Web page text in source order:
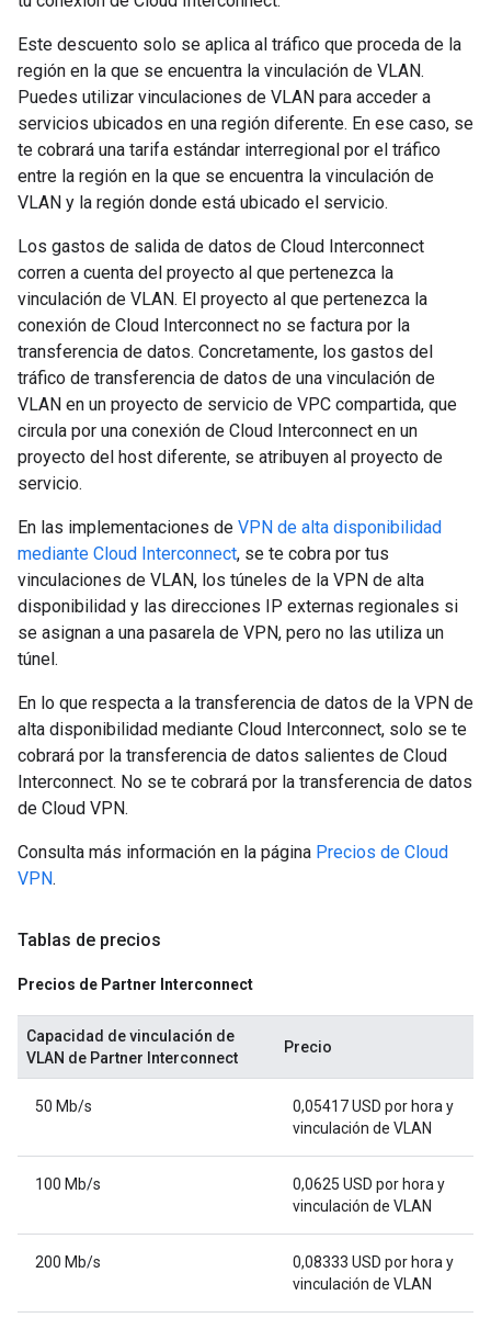
Este descuento solo se aplica al tráfico que proceda de la
región en la que se encuentra la vinculación de VLAN.
Puedes utilizar vinculaciones de VLAN para acceder a
servicios ubicados en una región diferente. En ese caso, se
te cobrará una tarifa estándar interregional por el tráfico
entre la región en la que se encuentra la vinculación de
VLAN y la región donde está ubicado el servicio.
Los gastos de salida de datos de Cloud Interconnect
corren a cuenta del proyecto al que pertenezca la
vinculación de VLAN. El proyecto al que pertenezca la
conexión de Cloud Interconnect no se factura por la
transferencia de datos. Concretamente, los gastos del
tráfico de transferencia de datos de una vinculación de
VLAN en un proyecto de servicio de VPC compartida, que
circula por una conexión de Cloud Interconnect en un
proyecto del host diferente, se atribuyen al proyecto de
servicio.
En las implementaciones de VPN de alta disponibilidad
mediante Cloud Interconnect, se te cobra por tus
vinculaciones de VLAN, los túneles de la VPN de alta
disponibilidad y las direcciones IP externas regionales si
se asignan a una pasarela de VPN, pero no las utiliza un
túnel.
En lo que respecta a la transferencia de datos de la VPN de
alta disponibilidad mediante Cloud Interconnect, solo se te
cobrará por la transferencia de datos salientes de Cloud
Interconnect. No se te cobrará por la transferencia de datos
de Cloud VPN.
Consulta más información en la página Precios de Cloud
VPN.
Tablas de precios
Precios de Partner Interconnect
Capacidad de vinculación de
VLAN de Partner Interconnect
Precio
50 Mb/s
0,05417 USD por hora y
vinculación de VLAN
100 Mb/s
0,0625 USD por hora y
vinculación de VLAN
200 Mb/s
0,08333 USD por hora y
vinculación de VLAN